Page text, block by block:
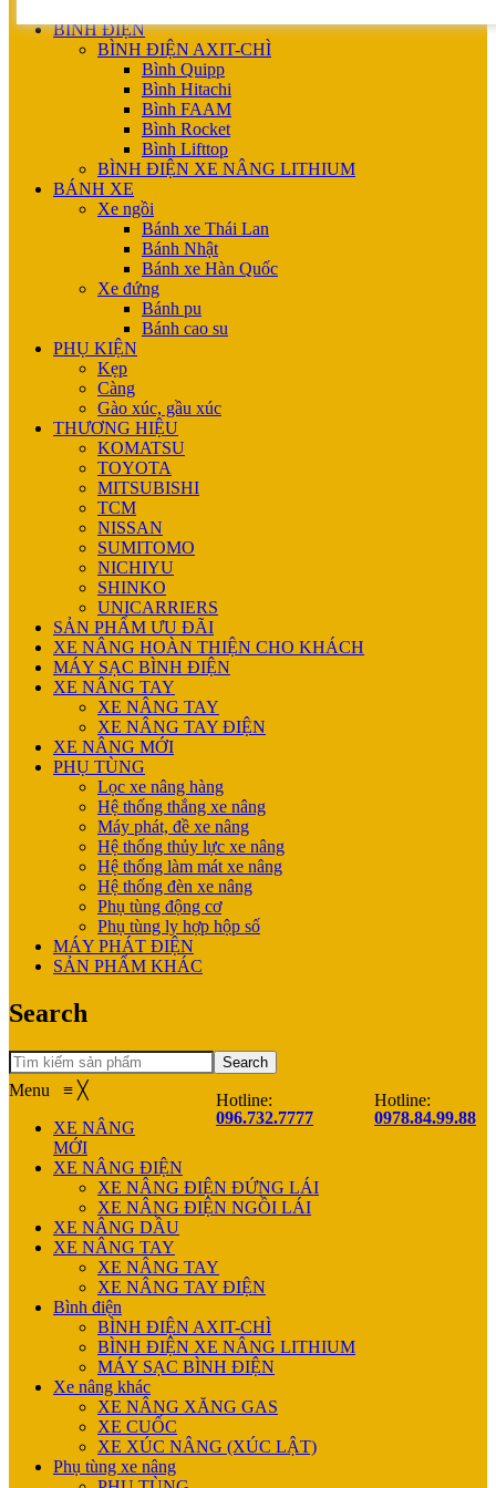
BÌNH ĐIỆN
BÌNH ĐIỆN AXIT-CHÌ
Bình Quipp
Bình Hitachi
Bình FAAM
Bình Rocket
Bình Lifttop
BÌNH ĐIỆN XE NÂNG LITHIUM
BÁNH XE
Xe ngồi
Bánh xe Thái Lan
Bánh Nhật
Bánh xe Hàn Quốc
Xe đứng
Bánh pu
Bánh cao su
PHỤ KIỆN
Kẹp
Càng
Gào xúc, gầu xúc
THƯƠNG HIỆU
KOMATSU
TOYOTA
MITSUBISHI
TCM
NISSAN
SUMITOMO
NICHIYU
SHINKO
UNICARRIERS
SẢN PHẨM ƯU ĐÃI
XE NÂNG HOÀN THIỆN CHO KHÁCH
MÁY SẠC BÌNH ĐIỆN
XE NÂNG TAY
XE NÂNG TAY
XE NÂNG TAY ĐIỆN
XE NÂNG MỚI
PHỤ TÙNG
Lọc xe nâng hàng
Hệ thống thắng xe nâng
Máy phát, đề xe nâng
Hệ thống thủy lực xe nâng
Hệ thống làm mát xe nâng
Hệ thống đèn xe nâng
Phụ tùng động cơ
Phụ tùng ly hợp hộp số
MÁY PHÁT ĐIỆN
SẢN PHẨM KHÁC
Search
Search
Hotline:
096.732.7777
Hotline:
0978.84.99.88
Menu ≡ ╳
XE NÂNG
MỚI
XE NÂNG ĐIỆN
XE NÂNG ĐIỆN ĐỨNG LÁI
XE NÂNG ĐIỆN NGỒI LÁI
XE NÂNG DẦU
XE NÂNG TAY
XE NÂNG TAY
XE NÂNG TAY ĐIỆN
Bình điện
BÌNH ĐIỆN AXIT-CHÌ
BÌNH ĐIỆN XE NÂNG LITHIUM
MÁY SẠC BÌNH ĐIỆN
Xe nâng khác
XE NÂNG XĂNG GAS
XE CUỐC
XE XÚC NÂNG (XÚC LẬT)
Phụ tùng xe nâng